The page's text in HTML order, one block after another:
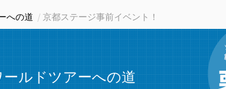
への道 京都ステージ事前イベント！
ールドツアーへの道